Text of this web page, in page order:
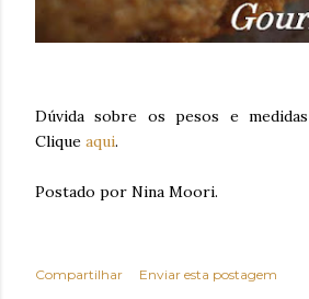
Dúvida sobre os pesos e
Clique aqui.
Postado por Nina Moori.
Compartilhar Enviar esta postagem